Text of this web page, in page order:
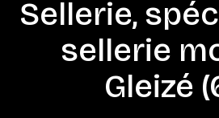
Sellerie,
sellerie
Gleizé